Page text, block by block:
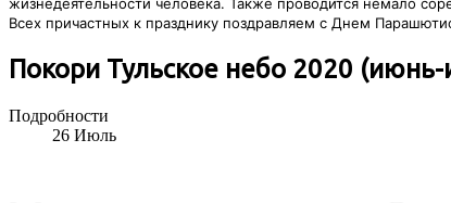
жизнедеятельности человека. Также проводится немало
Всех причастных к празднику поздравляем с Днем
Покори Тульское небо 2020
Подробности
26 Июль